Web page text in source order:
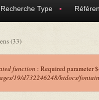
Recherche Type
(33)
d'erreur
function : Required parameter
19/d732246248/htdocs/